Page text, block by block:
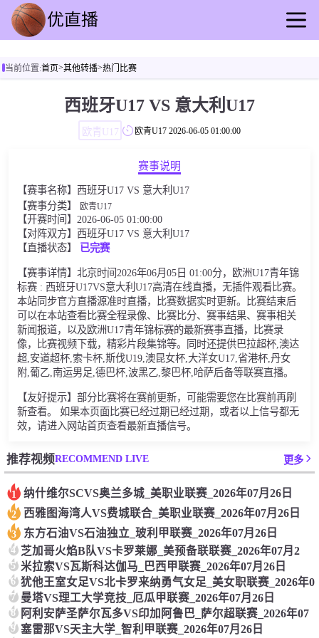
足球直播
其他转播
当前位置:首页>其他转播>热门比赛
西班牙U17 VS 意大利U17
欧青U17 欧青U17 2026-06-05 01:00:00
赛事说明
【赛事名称】西班牙U17 VS 意大利U17
【赛事分类】
欧青U17
【开赛时间】2026-06-05 01:00:00
【对阵双方】西班牙U17 VS 意大利U17
【直播状态】
已完赛
【赛事详情】北京时间2026年06月05日 01:00分，欧洲U17青年锦
标赛 : 西班牙U17VS意大利U17高清在线直播，无插件观看比赛。
本站同步官方直播源准时直播，比赛数据实时更新。比赛结束后
可以在本站查看比赛全程录像、比赛比分、赛事结果、赛事相关
新闻报道，以及欧洲U17青年锦标赛的最新赛事直播，比赛录
像，比赛视频下载，精彩片段集锦等。同时还提供巴拉超杯,澳达
超,安道超杯,索卡杯,斯伐U19,澳昆女杯,大洋女U17,省港杯,丹女
附,葡乙,南运男足,德巴杯,波黑乙,黎巴杯,哈萨后备等联赛直播。
【友好提示】部分比赛将在赛前更新，可能需要您在比赛前再刷
新查看。 如果本页面比赛已经过期已经过期，或者以上信号都无
效，请进入网站首页查看最新直播信号。
推荐视频RECOMMEND LIVE 更多
1 纳什维尔SCVS奥兰多城_美职业联赛_2026年07月26日
2 西雅图海湾人VS费城联合_美职业联赛_2026年07月26日
3 东方石油VS石油独立_玻利甲联赛_2026年07月26日
4 芝加哥火焰B队VS卡罗莱娜_美预备联联赛_2026年07月2
5 米拉索VS瓦斯科达伽马_巴西甲联赛_2026年07月26日
6 犹他王室女足VS北卡罗来纳勇气女足_美女职联赛_2026年0
7 曼塔VS理工大学竞技_厄瓜甲联赛_2026年07月26日
8 阿利安萨圣萨尔瓦多VS印加阿鲁巴_萨尔超联赛_2026年07
9 塞雷那VS天主大学_智利甲联赛_2026年07月26日